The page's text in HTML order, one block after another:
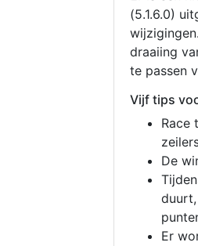
(5.1.6.0)
draaiing
te passen
Vijf tips
Race
De
Er